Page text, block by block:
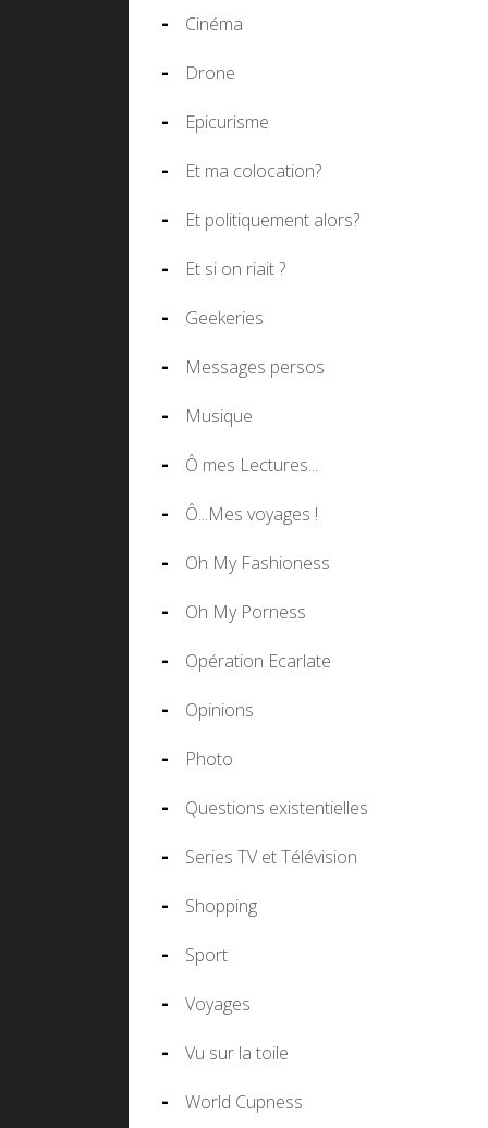
Cinéma
Drone
Epicurisme
Et ma colocation?
Et politiquement alors?
Et si on riait ?
Geekeries
Messages persos
Musique
Ô mes Lectures...
Ô...Mes voyages !
Oh My Fashioness
Oh My Porness
Opération Ecarlate
Opinions
Photo
Questions existentielles
Series TV et Télévision
Shopping
Sport
Voyages
Vu sur la toile
World Cupness